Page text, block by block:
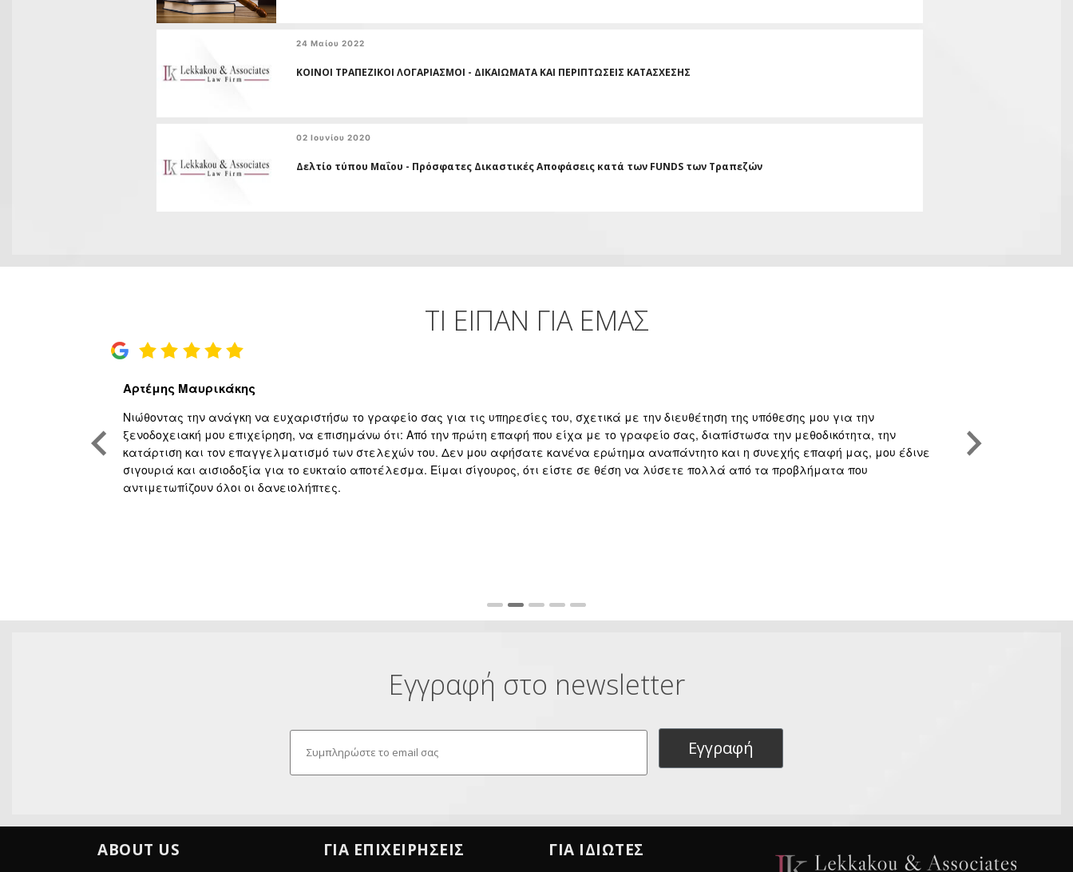
24 Μαίου 2022
ΚΟΙΝΟΙ ΤΡΑΠΕΖΙΚΟΙ ΛΟΓΑΡΙΑΣΜΟΙ - ΔΙΚΑΙΩΜΑΤΑ ΚΑΙ ΠΕΡΙΠΤΩΣΕΙΣ ΚΑΤΑΣΧΕΣΗΣ
02 Ιουνίου 2020
Δελτίο τύπου Μαΐου - Πρόσφατες Δικαστικές Αποφάσεις κατά των FUNDS των Τραπεζών
ΤΙ ΕΙΠΑΝ ΓΙΑ ΕΜΑΣ
Αρτέμης Μαυρικάκης
Νιώθοντας την ανάγκη να ευχαριστήσω το γραφείο σας για τις υπηρεσίες του, σχετικά με την διευθέτηση της υπόθεσης μου για την
ξενοδοχειακή μου επιχείρηση, να επισημάνω ότι: Από την πρώτη επαφή που είχα με το γραφείο σας, διαπίστωσα την μεθοδικότητα, την
κατάρτιση και τον επαγγελματισμό των στελεχών του. Δεν μου αφήσατε κανένα ερώτημα αναπάντητο και η συνεχής επαφή μας, μου έδινε
σιγουριά και αισιοδοξία για το ευκταίο αποτέλεσμα. Είμαι σίγουρος, ότι είστε σε θέση να λύσετε πολλά από τα προβλήματα που
αντιμετωπίζουν όλοι οι δανειολήπτες.
Εγγραφή στο newsletter
Εγγραφή
ABOUT US ΓΙΑ ΕΠΙΧΕΙΡΗΣΕΙΣ ΓΙΑ ΙΔΙΩΤΕΣ